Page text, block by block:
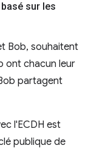
sur les
Bob, souhaitent
ont chacun leur
partagent
l'ECDH est
publique de